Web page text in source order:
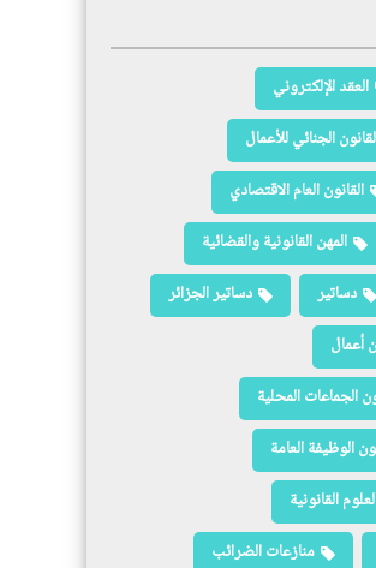
العقد الإلكتروني
الجنائي للأعمال
القانون العام الاقتصادي
المهن القانونية والقضائية
دساتير
دساتير الجزائر
أعمال
الجماعات المحلية
الوظيفة العامة
القانونية
منازعات الضرائب